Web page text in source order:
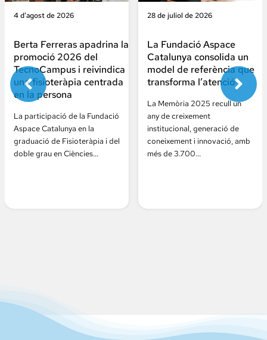
4 d'agost de 2026
Berta Ferreras apadrina la
promoció 2026 del
TecnoCampus i reivindica
una fisioteràpia centrada
en la persona
La participació de la Fundació
Aspace Catalunya en la
graduació de Fisioteràpia i del
doble grau en Ciències...
28 de juliol de 2026
La Fundació Aspace
Catalunya consolida un
model de referència que
transforma l’atenció
La Memòria 2025 recull un
any de creixement
institucional, generació de
coneixement i innovació, amb
més de 3.700...